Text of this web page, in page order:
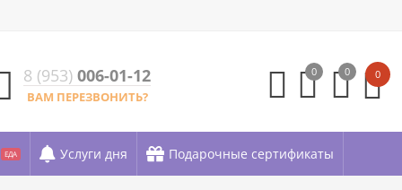
8 (953) 006-01-12
ВАМ ПЕРЕЗВОНИТЬ?
0
0 0
ЕДА Услуги дня Подарочные сертификаты